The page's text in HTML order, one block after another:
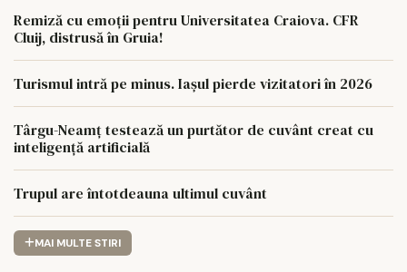
Remiză cu emoții pentru Universitatea Craiova. CFR
Cluij, distrusă în Gruia!
Turismul intră pe minus. Iașul pierde vizitatori în 2026
Târgu-Neamț testează un purtător de cuvânt creat cu
inteligență artificială
Trupul are întotdeauna ultimul cuvânt
MAI MULTE STIRI